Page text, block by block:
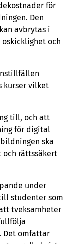
för
Den
avbrytas i
och
kurser vilket
till, och att
för digital
ska
och rättssäkert
under
studenter som
tveksamheter
Det omfattar